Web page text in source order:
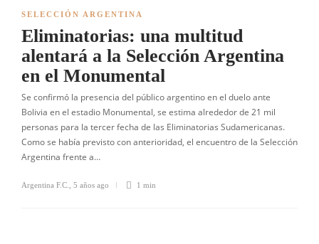
SELECCIÓN ARGENTINA
Eliminatorias: una multitud
alentará a la Selección Argentina
en el Monumental
Se confirmó la presencia del público argentino en el duelo ante
Bolivia en el estadio Monumental, se estima alrededor de 21 mil
personas para la tercer fecha de las Eliminatorias Sudamericanas.
Como se había previsto con anterioridad, el encuentro de la Selección
Argentina frente a…
Argentina F.C. 5 años ago 1 min